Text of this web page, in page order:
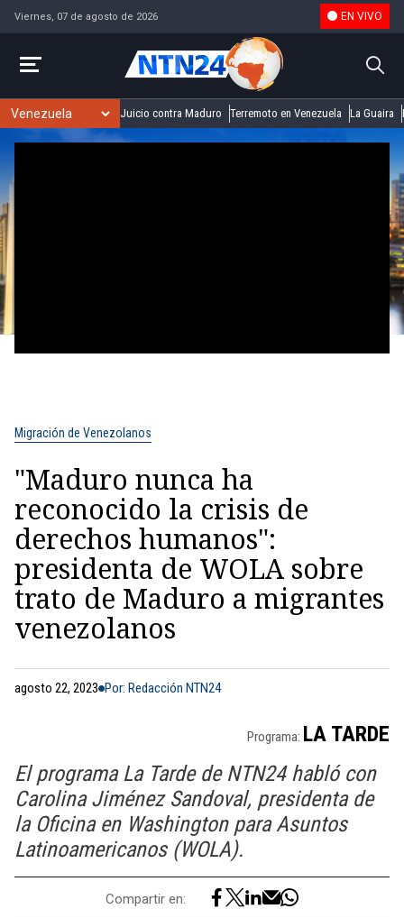
Viernes, 07 de agosto de 2026 EN VIVO
Juicio contra Maduro Terremoto en Venezuela La Guaira
Migración de Venezolanos
"Maduro nunca ha
reconocido la crisis de
derechos humanos":
presidenta de WOLA sobre
trato de Maduro a migrantes
venezolanos
agosto 22, 2023 Por: Redacción NTN24
Programa: LA TARDE
El programa La Tarde de NTN24 habló con
Carolina Jiménez Sandoval, presidenta de
la Oficina en Washington para Asuntos
Latinoamericanos (WOLA).
Compartir en: